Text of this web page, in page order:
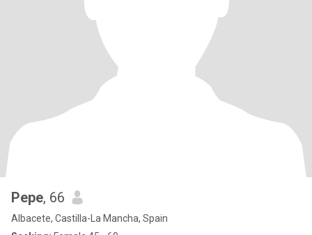
Pepe, 66
Albacete, Castilla-La Mancha, Spain